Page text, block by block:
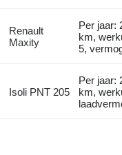
Renault
Maxity
Per jaar:
km,
5,
Isoli PNT 205
Per jaar:
km,